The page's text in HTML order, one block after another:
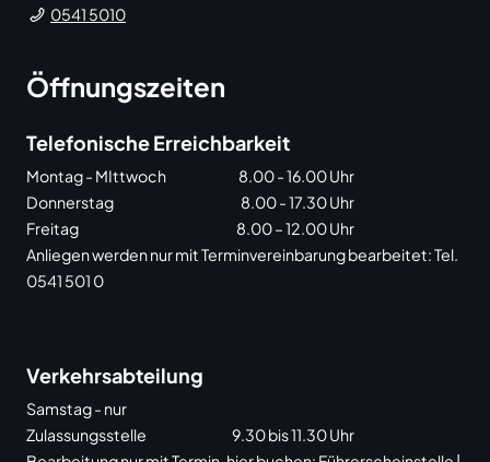
0541 5010
Öffnungszeiten
Telefonische Erreichbarkeit
Montag - MIttwoch
8.00 - 16.00 Uhr
Donnerstag
8.00 - 17.30 Uhr
Freitag
8.00 – 12.00 Uhr
Anliegen werden nur mit Terminvereinbarung bearbeitet: Tel.
0541 501 0
Verkehrsabteilung
Samstag - nur
Zulassungsstelle
9.30 bis 11.30 Uhr